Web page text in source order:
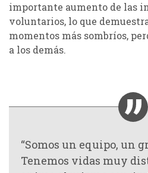
importante aumento de las
voluntarios, lo que
momentos más sombríos,
a los demás.
“Somos un equipo, un
Tenemos vidas muy